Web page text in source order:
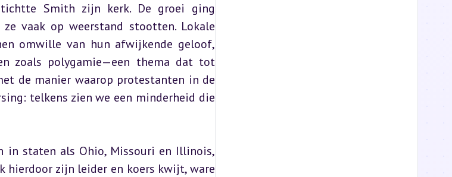
Smith zijn kerk. De groei ging
vaak op weerstand stootten. Lokale
omwille van hun afwijkende geloof,
zoals polygamie—een thema dat tot
de manier waarop protestanten in de
telkens zien we een minderheid die
in staten als Ohio, Missouri en Illinois,
hierdoor zijn leider en koers kwijt, ware